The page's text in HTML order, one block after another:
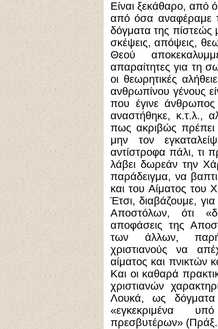
Είναι ξεκάθαρο, από
από όσα αναφέραμε
δόγματα της πίστεώς
σκέψεις, απόψεις,
Θεού
απαραίτητες για τη
οι θεωρητικές
ανθρωπίνου γένους
που έγινε
αναστήθηκε, κ.τ.λ.,
πως ακριβώς πρέπει
μην τον
αντίστροφα πάλι, τι
λάβει δωρεάν την
παράδειγμα, να
και του Αίματος του
Έτσι, διαβάζουμε,
Αποστόλων, ότι
αποφάσεις της
των άλλων,
χριστιανούς να
αίματος και πνικτών
Και οι καθαρά
χριστιανών
Λουκά, ως δόγματα
«εγκεκριμένα
πρεσβυτέρων» (Πράξ.